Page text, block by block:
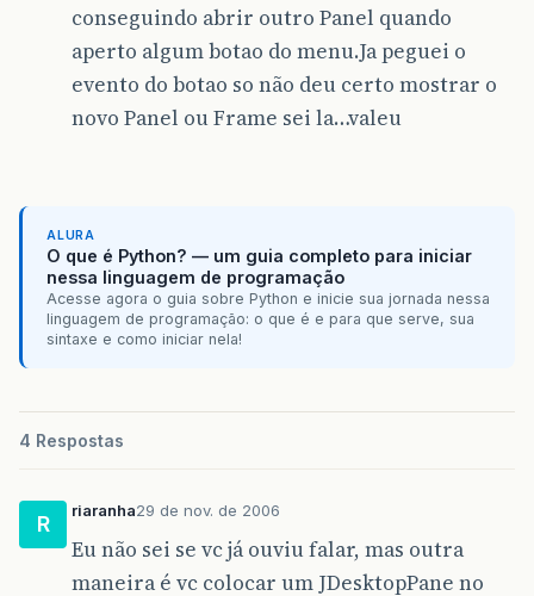
conseguindo abrir outro Panel quando
aperto algum botao do menu.Ja peguei o
evento do botao so não deu certo mostrar o
novo Panel ou Frame sei la…valeu
ALURA
O que é Python? — um guia completo para iniciar
nessa linguagem de programação
Acesse agora o guia sobre Python e inicie sua jornada nessa
linguagem de programação: o que é e para que serve, sua
sintaxe e como iniciar nela!
4 Respostas
R
riaranha29 de nov. de 2006
Eu não sei se vc já ouviu falar, mas outra
maneira é vc colocar um JDesktopPane no